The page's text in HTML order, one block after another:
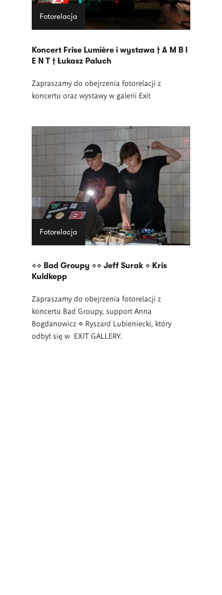
Fotorelacja
Koncert Frise Lumière i wystawa † A M B I
E N T † Łukasz Paluch
Zapraszamy do obejrzenia fotorelacji z
koncertu oraz wystawy w galerii Exit
Fotorelacja
⋄⋄ Bad Groupy ⋄⋄ Jeff Surak ⋄ Kris
Kuldkepp
Zapraszamy do obejrzenia fotorelacji z
koncertu Bad Groupy, support Anna
Bogdanowicz ⋄ Ryszard Lubieniecki, który
odbył się w EXIT GALLERY.